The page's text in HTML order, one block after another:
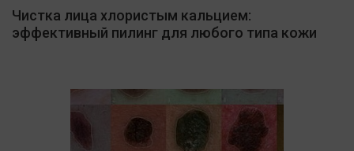
Чистка лица хлористым кальцием:
эффективный пилинг для любого типа кожи